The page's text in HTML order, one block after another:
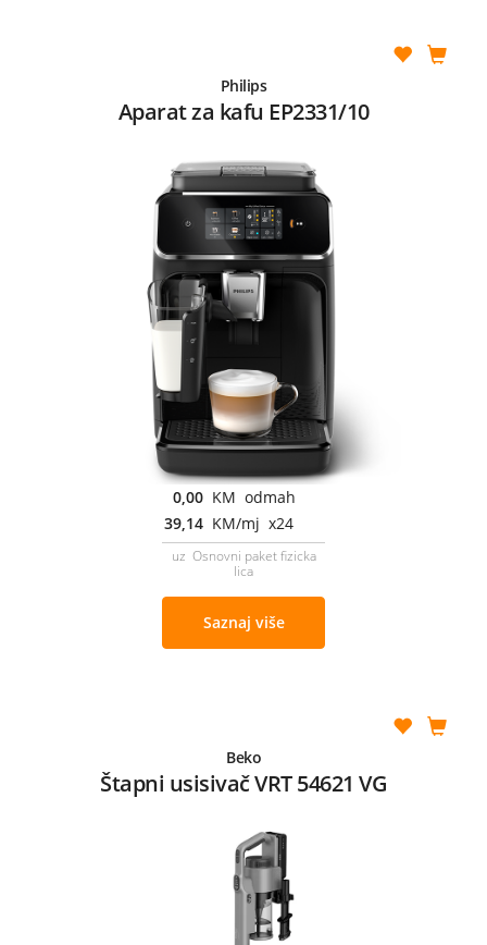
Philips
Aparat za kafu EP2331/10
0,00 KM odmah
39,14 KM/mj x24
uz Osnovni paket fizicka
lica
Saznaj više
Beko
Štapni usisivač VRT 54621 VG